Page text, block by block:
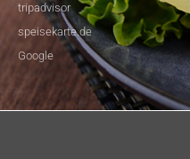
tripadvisor
speisekarte.de
Google